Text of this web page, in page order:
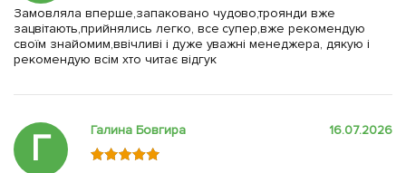
Замовляла вперше,запаковано чудово,троянди вже
зацвітають,прийнялись легко, все супер,вже рекомендую
своїм знайомим,ввічливі і дуже уважні менеджера, дякую і
рекомендую всім хто читає відгук
Г Галина Бовгира 16.07.2026